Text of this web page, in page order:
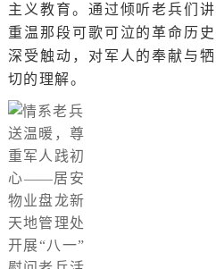
主义教育。通过倾听老兵们
重温那段可歌可泣的革命历
深受触动，对军人的奉献与
切的理解。